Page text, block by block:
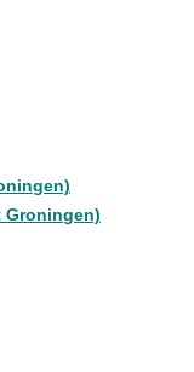
Groningen)